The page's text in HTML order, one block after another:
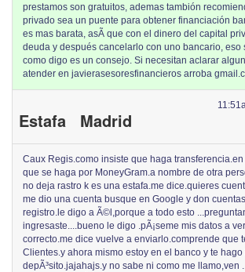
prestamos son gratuitos, ademas tambión
privado sea un puente para obtener financiación
es mas barata, asÃ­ que con el dinero del capital
deuda y después cancelarlo con uno bancario, eso
como digo es un consejo. Si necesitan aclarar
atender en javierasesoresfinancieros arroba
Estafa Madrid
Caux Regis.como insiste que haga
que se haga por MoneyGram.a nombre de otra
no deja rastro k es una estafa.me dice.quieres
me dio una cuenta busque en Google y don
registro.le digo a Ã©l,porque a todo esto
ingresaste....bueno le digo .pÃ¡seme mis datos a
correcto.me dice vuelve a enviarlo.comprende que
Clientes.y ahora mismo estoy en el banco y te hago
depÃ³sito.jajahajs.y no sabe ni como me llamo,ven